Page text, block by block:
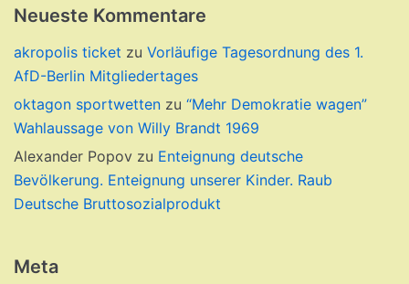
Neueste Kommentare
akropolis ticket zu Vorläufige Tagesordnung des 1.
AfD-Berlin Mitgliedertages
oktagon sportwetten zu “Mehr Demokratie wagen”
Wahlaussage von Willy Brandt 1969
Alexander Popov zu Enteignung deutsche
Bevölkerung. Enteignung unserer Kinder. Raub
Deutsche Bruttosozialprodukt
Meta